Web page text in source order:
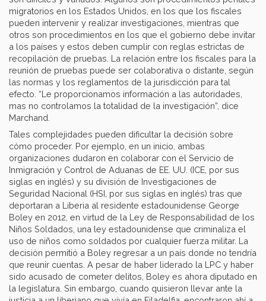
migratorios en los Estados Unidos, en los que los fiscales
pueden intervenir y realizar investigaciones, mientras que
otros son procedimientos en los que el gobierno debe invitar
a los países y estos deben cumplir con reglas estrictas de
recopilación de pruebas. La relación entre los fiscales para la
reunión de pruebas puede ser colaborativa o distante, según
las normas y los reglamentos de la jurisdicción para tal
efecto. “Le proporcionamos información a las autoridades,
mas no controlamos la totalidad de la investigación”, dice
Marchand.
Tales complejidades pueden dificultar la decisión sobre
cómo proceder. Por ejemplo, en un inicio, ambas
organizaciones dudaron en colaborar con el Servicio de
Inmigración y Control de Aduanas de EE. UU. (ICE, por sus
siglas en inglés) y su división de Investigaciones de
Seguridad Nacional (HSI, por sus siglas en inglés) tras que
deportaran a Liberia al residente estadounidense George
Boley en 2012, en virtud de la Ley de Responsabilidad de los
Niños Soldados, una ley estadounidense que criminaliza el
uso de niños como soldados por cualquier fuerza militar. La
decisión permitió a Boley regresar a un país donde no tendría
que reunir cuentas. A pesar de haber liderado la LPC y haber
sido acusado de cometer delitos, Boley es ahora diputado en
la legislatura. Sin embargo, cuando quisieron llevar ante la